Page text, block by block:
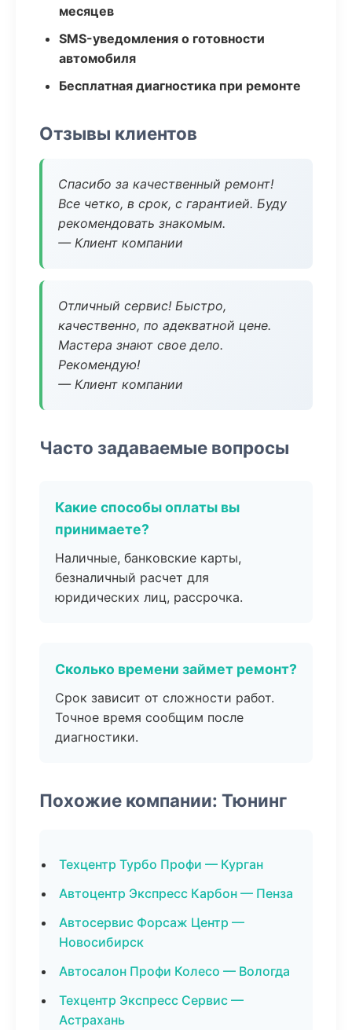
месяцев
SMS-уведомления о готовности
автомобиля
Бесплатная диагностика при ремонте
Отзывы клиентов
Спасибо за качественный ремонт!
Все четко, в срок, с гарантией. Буду
рекомендовать знакомым.
— Клиент компании
Отличный сервис! Быстро,
качественно, по адекватной цене.
Мастера знают свое дело.
Рекомендую!
— Клиент компании
Часто задаваемые вопросы
Какие способы оплаты вы
принимаете?
Наличные, банковские карты,
безналичный расчет для
юридических лиц, рассрочка.
Сколько времени займет ремонт?
Срок зависит от сложности работ.
Точное время сообщим после
диагностики.
Похожие компании: Тюнинг
Техцентр Турбо Профи — Курган
Автоцентр Экспресс Карбон — Пенза
Автосервис Форсаж Центр —
Новосибирск
Автосалон Профи Колесо — Вологда
Техцентр Экспресс Сервис —
Астрахань